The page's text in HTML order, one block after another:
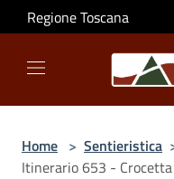
Salta al contenuto principale
Regione Toscana
Home > Sentieristica
Itinerario 653 -